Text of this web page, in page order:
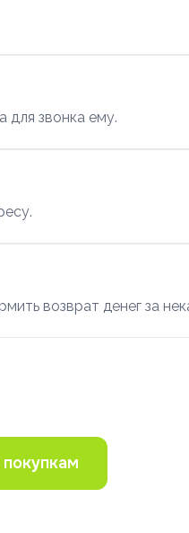
для звонка ему.
возврат денег за